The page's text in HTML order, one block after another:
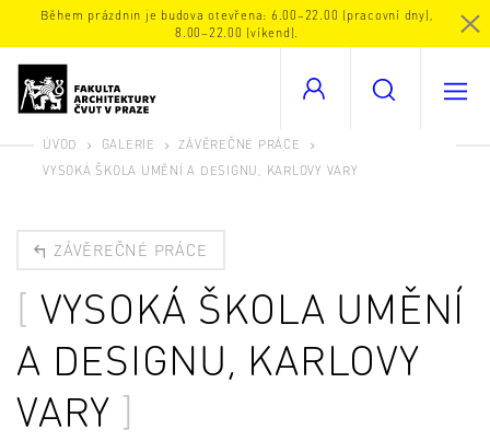
Během prázdnin je budova otevřena: 6.00–22.00 (pracovní dny),
8.00–22.00 (víkend).
ÚVOD GALERIE
ZÁVĚREČNÉ PRÁCE
VYSOKÁ ŠKOLA UMĚNÍ A DESIGNU, KARLOVY VARY
ZÁVĚREČNÉ PRÁCE
VYSOKÁ ŠKOLA UMĚNÍ
A DESIGNU, KARLOVY
VARY